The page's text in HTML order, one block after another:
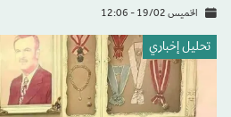
الخميس 19/02 - 12:06
تحليل إخباري